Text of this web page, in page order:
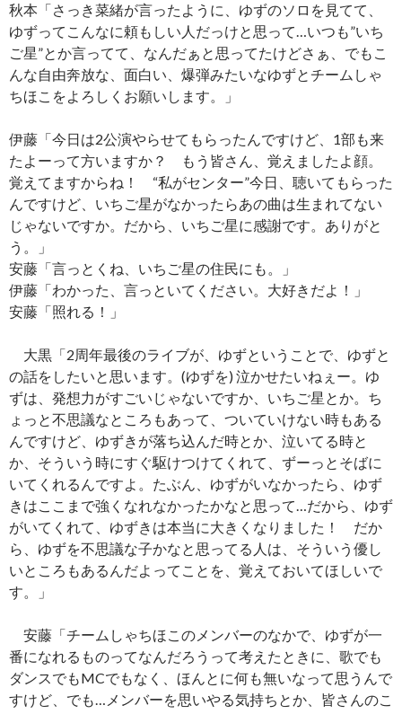
秋本「さっき菜緒が言ったように、ゆずのソロを見てて、
ゆずってこんなに頼もしい人だっけと思って…いつも”いち
ご星”とか言ってて、なんだぁと思ってたけどさぁ、でもこ
んな自由奔放な、面白い、爆弾みたいなゆずとチームしゃ
ちほこをよろしくお願いします。」
伊藤「今日は2公演やらせてもらったんですけど、1部も来
たよーって方いますか？ もう皆さん、覚えましたよ顔。
覚えてますからね！ “私がセンター”今日、聴いてもらった
んですけど、いちご星がなかったらあの曲は生まれてない
じゃないですか。だから、いちご星に感謝です。ありがと
う。」
安藤「言っとくね、いちご星の住民にも。」
伊藤「わかった、言っといてください。大好きだよ！」
安藤「照れる！」
大黒「2周年最後のライブが、ゆずということで、ゆずと
の話をしたいと思います。(ゆずを) 泣かせたいねぇー。ゆ
ずは、発想力がすごいじゃないですか、いちご星とか。ち
ょっと不思議なところもあって、ついていけない時もある
んですけど、ゆずきが落ち込んだ時とか、泣いてる時と
か、そういう時にすぐ駆けつけてくれて、ずーっとそばに
いてくれるんですよ。たぶん、ゆずがいなかったら、ゆず
きはここまで強くなれなかったかなと思って…だから、ゆず
がいてくれて、ゆずきは本当に大きくなりました！ だか
ら、ゆずを不思議な子かなと思ってる人は、そういう優し
いところもあるんだよってことを、覚えておいてほしいで
す。」
安藤「チームしゃちほこのメンバーのなかで、ゆずが一
番になれるものってなんだろうって考えたときに、歌でも
ダンスでもMCでもなく、ほんとに何も無いなって思うんで
すけど、でも…メンバーを思いやる気持ちとか、皆さんのこ